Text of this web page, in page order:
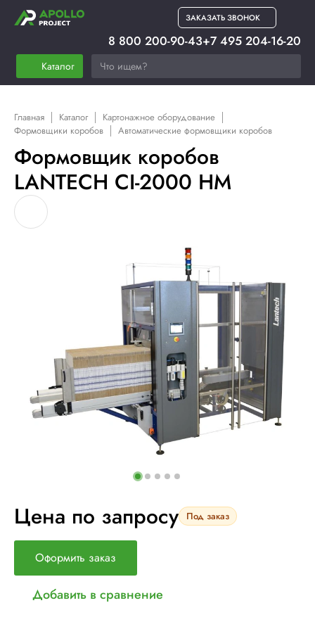
ЗАКАЗАТЬ ЗВОНОК
Каталог
8 800 200-90-43+7 495 204-16-20
Главная Каталог
Картонажное оборудование
Формовщики коробов
Автоматические формовщики коробов
Формовщик коробов
LANTECH CI-2000 HM
Цена по запросу Под заказ
Оформить заказ
Добавить в сравнение